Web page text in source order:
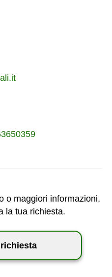
o maggiori informazioni,
la tua richiesta.